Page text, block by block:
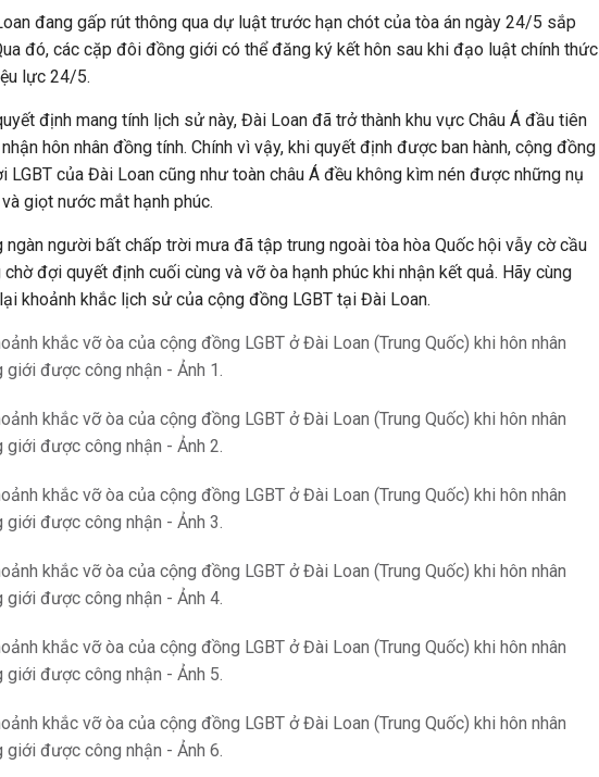
đang gấp rút thông qua dự luật trước hạn chót của tòa án ngày 24/5 sắp
đó, các cặp đôi đồng giới có thể đăng ký kết hôn sau khi đạo luật chính thức
lực 24/5.
định mang tính lịch sử này, Đài Loan đã trở thành khu vực Châu Á đầu tiên
hôn nhân đồng tính. Chính vì vậy, khi quyết định được ban hành, cộng đồng
LGBT của Đài Loan cũng như toàn châu Á đều không kìm nén được những nụ
giọt nước mắt hạnh phúc.
ngàn người bất chấp trời mưa đã tập trung ngoài tòa hòa Quốc hội vẫy cờ cầu
chờ đợi quyết định cuối cùng và vỡ òa hạnh phúc khi nhận kết quả. Hãy cùng
khoảnh khắc lịch sử của cộng đồng LGBT tại Đài Loan.